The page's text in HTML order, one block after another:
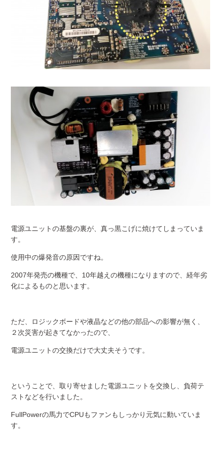
電源ユニットの基盤の裏が、真っ黒こげに焼けてしまっていま
す。
使用中の爆発音の原因ですね。
2007年発売の機種で、10年越えの機種になりますので、経年劣
化によるものと思います。
ただ、ロジックボードや液晶などの他の部品への影響が無く、
２次災害が起きてなかったので、
電源ユニットの交換だけで大丈夫そうです。
ということで、取り寄せました電源ユニットを交換し、負荷テ
ストなどを行いました。
FullPowerの馬力でCPUもファンもしっかり元気に動いていま
す。